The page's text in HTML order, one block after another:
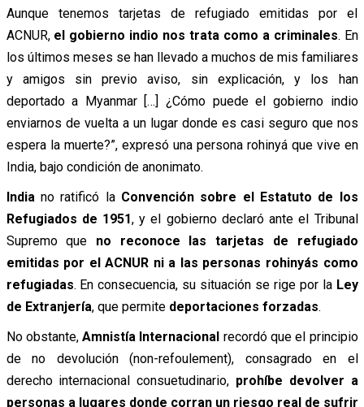
Aunque tenemos tarjetas de refugiado emitidas por el
ACNUR, el gobierno indio nos trata como a criminales. En
los últimos meses se han llevado a muchos de mis familiares
y amigos sin previo aviso, sin explicación, y los han
deportado a Myanmar […] ¿Cómo puede el gobierno indio
enviarnos de vuelta a un lugar donde es casi seguro que nos
espera la muerte?”, expresó una persona rohinyá que vive en
India, bajo condición de anonimato.
India no ratificó laConvención sobre el Estatuto de los
Refugiados de 1951, y el gobierno declaró ante el Tribunal
Supremo que no reconoce las tarjetas de refugiado
emitidas por el ACNUR ni a las personas rohinyás como
refugiadas. En consecuencia, su situación se rige por la Ley
de Extranjería, que permite deportaciones forzadas.
No obstante,Amnistía Internacional recordó que el principio
de no devolución (non-refoulement), consagrado en el
derecho internacional consuetudinario, prohíbe devolver a
personas a lugares donde corran un riesgo real de sufrir